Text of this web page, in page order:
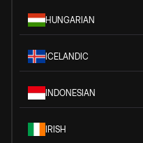
HUNGARIAN
ICELANDIC
INDONESIAN
IRISH